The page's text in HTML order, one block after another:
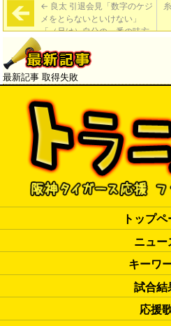
← 良太 引退会見「数字のケジ
メをとらないといけない」
「（兄は）自分の一番の味方
であり、兄の一番の味方は
僕」「下手くそで不器用で、
それだけでやってきた。その
プレースタイルは貫けた」
最新記事 取得失敗
トップ
ニュー
キーワ
試合結
応援